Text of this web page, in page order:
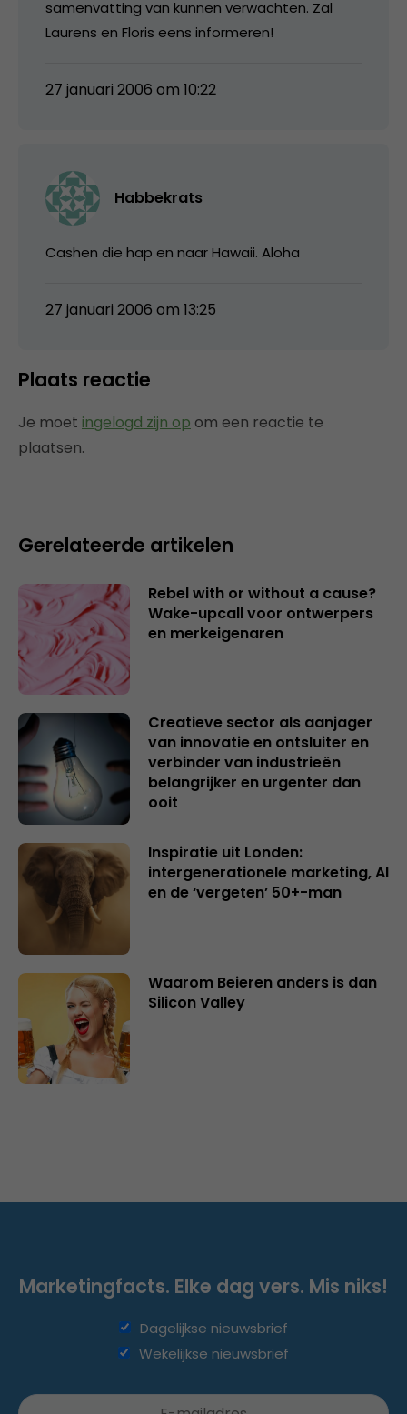
samenvatting van kunnen verwachten. Zal
Laurens en Floris eens informeren!
27 januari 2006 om 10:22
Habbekrats
Cashen die hap en naar Hawaii. Aloha
27 januari 2006 om 13:25
Plaats reactie
Je moet ingelogd zijn op om een reactie te
plaatsen.
Gerelateerde artikelen
Rebel with or without a cause?
Wake-upcall voor ontwerpers
en merkeigenaren
Creatieve sector als aanjager
van innovatie en ontsluiter en
verbinder van industrieën
belangrijker en urgenter dan
ooit
Inspiratie uit Londen:
intergenerationele marketing, AI
en de ‘vergeten’ 50+-man
Waarom Beieren anders is dan
Silicon Valley
Marketingfacts. Elke dag vers. Mis niks!
Dagelijkse nieuwsbrief
Wekelijkse nieuwsbrief